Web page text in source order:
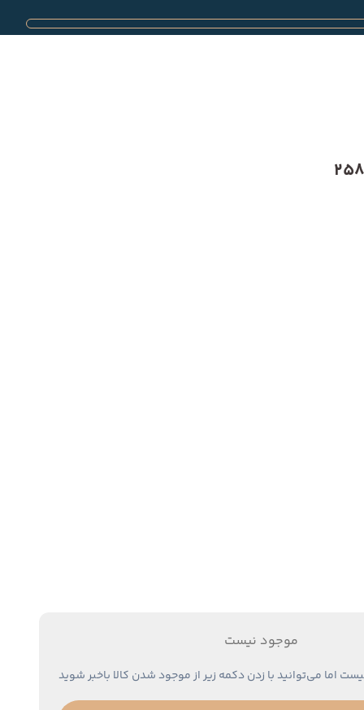
موجود نیست
اما می‌توانید با زدن دکمه زیر از موجود شدن کالا باخبر شوید